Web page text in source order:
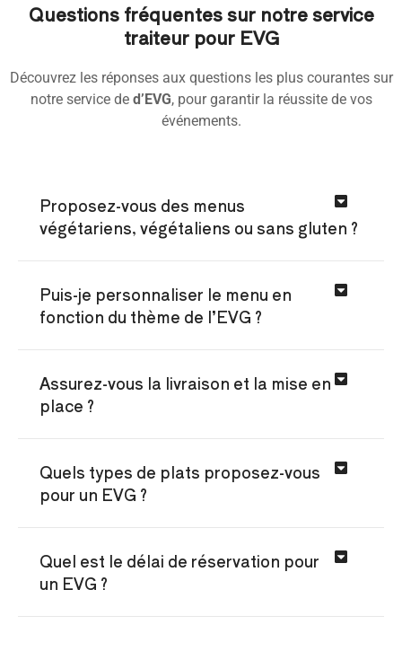
Questions fréquentes sur notre service
traiteur pour EVG
Découvrez les réponses aux questions les plus courantes sur
notre service de d’EVG, pour garantir la réussite de vos
événements.
Proposez-vous des menus
végétariens, végétaliens ou sans gluten ?
Puis-je personnaliser le menu en
fonction du thème de l’EVG ?
Assurez-vous la livraison et la mise en
place ?
Quels types de plats proposez-vous
pour un EVG ?
Quel est le délai de réservation pour
un EVG ?